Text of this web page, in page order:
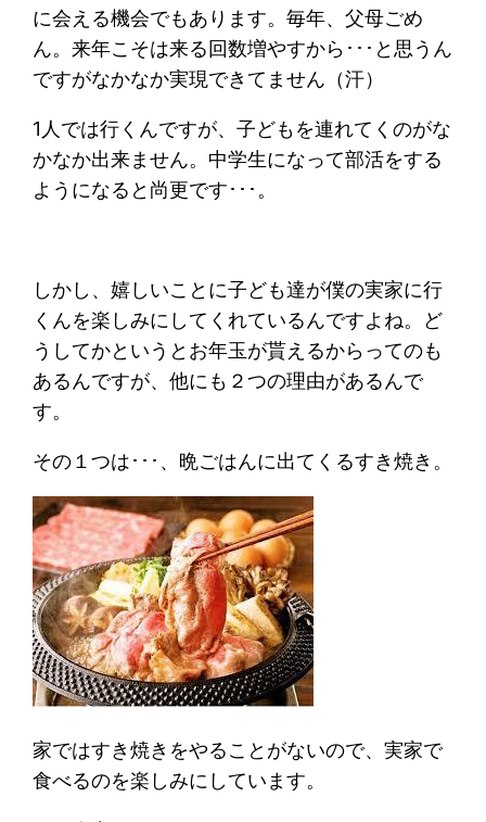
に会える機会でもあります。毎年、父母ごめ
ん。来年こそは来る回数増やすから･･･と思うん
ですがなかなか実現できてません（汗）
1人では行くんですが、子どもを連れてくのがな
かなか出来ません。中学生になって部活をする
ようになると尚更です･･･。
しかし、嬉しいことに子ども達が僕の実家に行
くんを楽しみにしてくれているんですよね。ど
うしてかというとお年玉が貰えるからってのも
あるんですが、他にも２つの理由があるんで
す。
その１つは･･･、晩ごはんに出てくるすき焼き。
家ではすき焼きをやることがないので、実家で
食べるのを楽しみにしています。